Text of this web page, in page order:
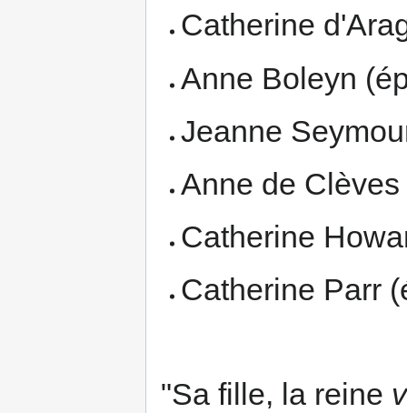
Catherine
Anne Boleyn
Jeanne
Anne de
Catherine
Catherine Parr
"Sa fille, la reine